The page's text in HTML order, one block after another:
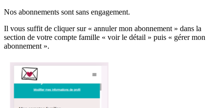
Nos abonnements sont sans engagement.
Il vous suffit de cliquer sur « annuler mon abonnement » dans la
section de votre compte famille « voir le détail » puis « gérer mon
abonnement ».